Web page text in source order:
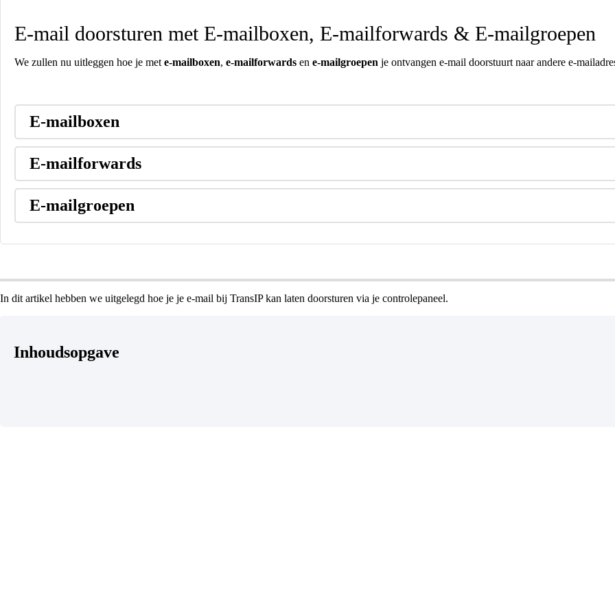
E-mail doorsturen met E-mailboxen, E-mailforwards & E-mailgroepen
We zullen nu uitleggen hoe je met e-mailboxen, e-mailforwards en e-mailgroepen je ontvangen e-mail doorstuurt naar andere e-
E-mailboxen
E-mailforwards
E-mailgroepen
In dit artikel hebben we uitgelegd hoe je je e-mail bij TransIP kan laten doorsturen via je controlepaneel.
Inhoudsopgave